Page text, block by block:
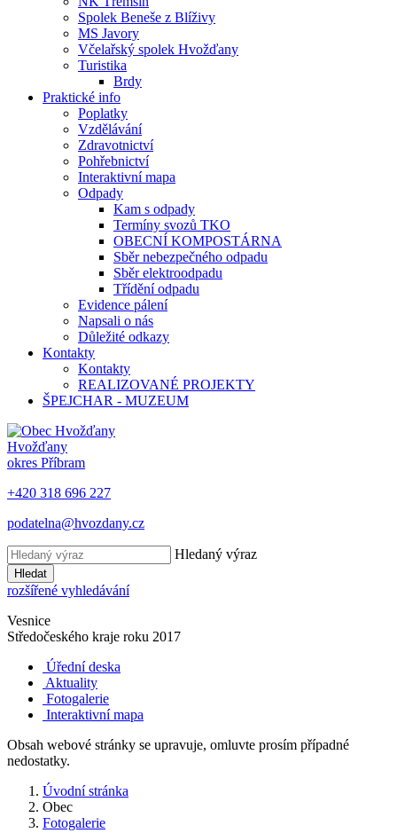
Spolek Beneše z Blíživy
MS Javory
Včelařský spolek Hvožďany
Turistika
Brdy
Praktické info
Poplatky
Vzdělávání
Zdravotnictví
Pohřebnictví
Interaktivní mapa
Odpady
Kam s odpady
Termíny svozů TKO
OBECNÍ KOMPOSTÁRNA
Sběr nebezpečného odpadu
Sběr elektroodpadu
Třídění odpadu
Evidence pálení
Napsali o nás
Důležité odkazy
Kontakty
Kontakty
REALIZOVANÉ PROJEKTY
ŠPEJCHAR - MUZEUM
Hvožďany
okres Příbram
+420 318 696 227
podatelna@hvozdany.cz
Hledaný výraz
Hledat
rozšířené vyhledávání
Vesnice
Středočeského kraje roku 2017
Úřední deska
Aktuality
Fotogalerie
Interaktivní mapa
Obsah webové stránky se upravuje, omluvte prosím případné
nedostatky.
Úvodní stránka
Obec
Fotogalerie